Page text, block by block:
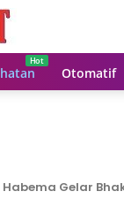
Otomatif
Habema Gelar